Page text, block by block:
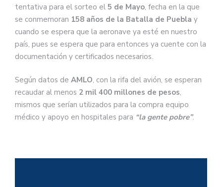
tentativa para el sorteo el 5 de Mayo, fecha en la que
se conmemoran 158 años de la Batalla de Puebla y
cuando se espera que la aeronave ya esté en nuestro
país, pues se espera que para entonces ya cuente con la
documentación y certificados necesarios.
Según datos de AMLO, con la rifa del avión, se esperan
recaudar al menos 2 mil 400 millones de pesos,
mismos que serían utilizados para la compra equipo
médico y apoyo en hospitales para “la gente pobre”.